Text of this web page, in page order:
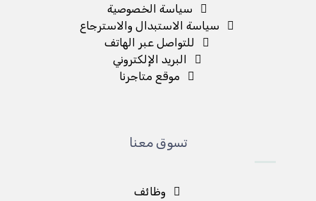
سياسة الخصوصية
سياسة الاستبدال والاسترجاع
للتواصل عبر الهاتف
البريد الإلكتروني
موقع متاجرنا
تسوق معنا
وظائف